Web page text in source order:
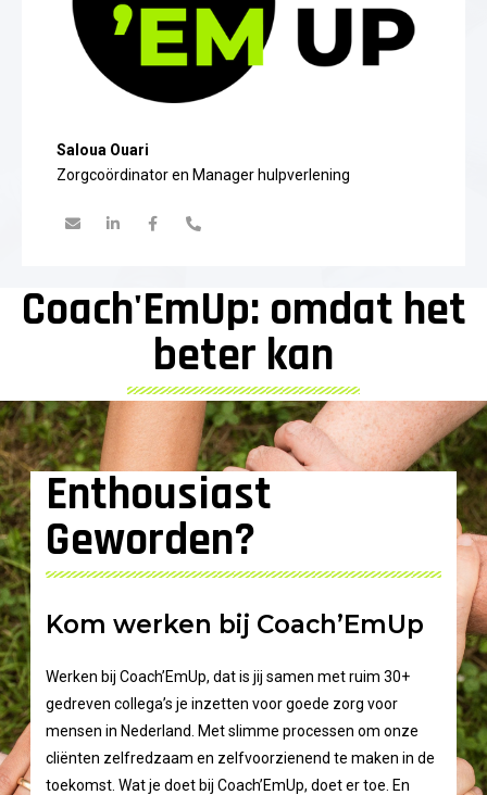
Saloua Ouari
Zorgcoördinator en Manager hulpverlening
Coach'EmUp: omdat het
beter kan
Enthousiast
Geworden?
Kom werken bij Coach’EmUp
Werken bij Coach’EmUp, dat is jij samen met ruim 30+
gedreven collega’s je inzetten voor goede zorg voor
mensen in Nederland. Met slimme processen om onze
cliënten zelfredzaam en zelfvoorzienend te maken in de
toekomst. Wat je doet bij Coach’EmUp, doet er toe. En